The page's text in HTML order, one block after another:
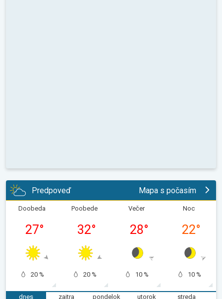
Predpoveď Mapa s počasím
Doobeda
27°
20 %
Poobede
32°
20 %
Večer
28°
10 %
Noc
22°
10 %
dnes
zajtra
pondelok
utorok
streda